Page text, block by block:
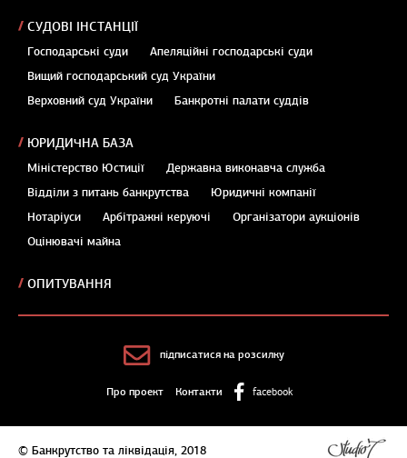
СУДОВІ ІНСТАНЦІЇ
Господарські суди
Апеляційні господарські суди
Вищий господарський суд України
Верховний суд України
Банкротні палати суддів
ЮРИДИЧНА БАЗА
Міністерство Юстиції
Державна виконавча служба
Відділи з питань банкрутства
Юридичні компанії
Нотаріуси
Арбітражні керуючі
Організатори аукціонів
Оцінювачі майна
ОПИТУВАННЯ
підписатися на розсилку
Про проект Контакти facebook
© Банкрутство та ліквідація, 2018